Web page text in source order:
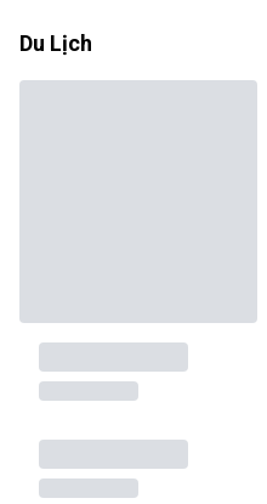
Du Lịch